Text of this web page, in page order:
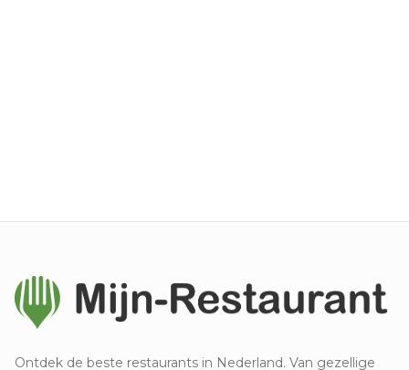
Ontdek de beste restaurants in Nederland. Van gezellige